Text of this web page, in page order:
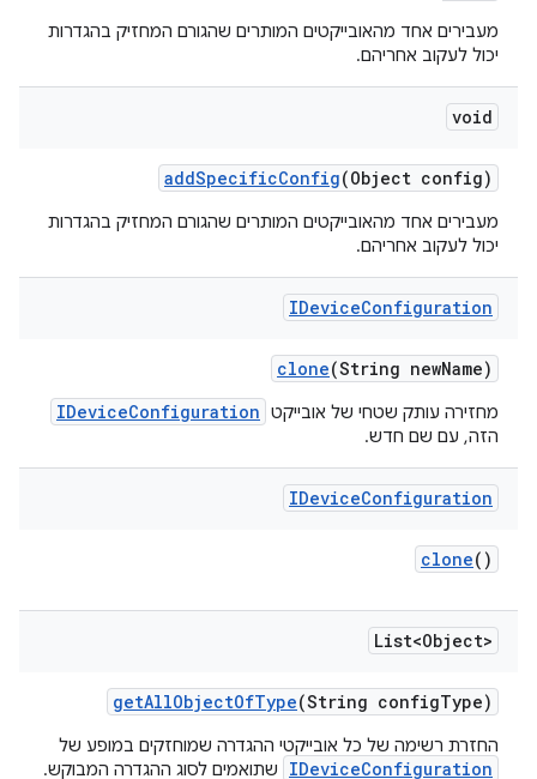
מעבירים אחד מהאובייקטים המותרים שהגורם המחזיק בהגדרות
יכול לעקוב אחריהם.
void
addSpecificConfig(Object config)
מעבירים אחד מהאובייקטים המותרים שהגורם המחזיק בהגדרות
יכול לעקוב אחריהם.
IDeviceConfiguration
clone(String newName)
מחזירה עותק שטחי של אובייקט IDeviceConfiguration
הזה, עם שם חדש.
IDeviceConfiguration
clone()
List<Object>
getAllObjectOfType(String configType)
החזרת רשימה של כל אובייקטי ההגדרה שמוחזקים במופע של
IDeviceConfiguration שתואמים לסוג ההגדרה המבוקש.